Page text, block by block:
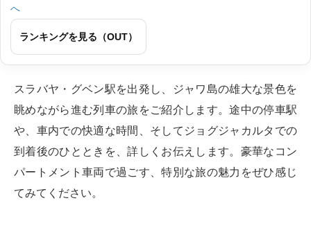
ランキングを見る（OUT）
スラバヤ・グベン駅を出発し、ジャワ島の雄大な景色を
眺めながら進む列車の旅をご紹介します。途中の停車駅
や、車内での快適な時間、そしてジョグジャカルタでの
到着後のひとときを、詳しくお伝えします。豪華なコン
パートメント車両で過ごす、特別な旅の魅力をぜひ感じ
てみてください。